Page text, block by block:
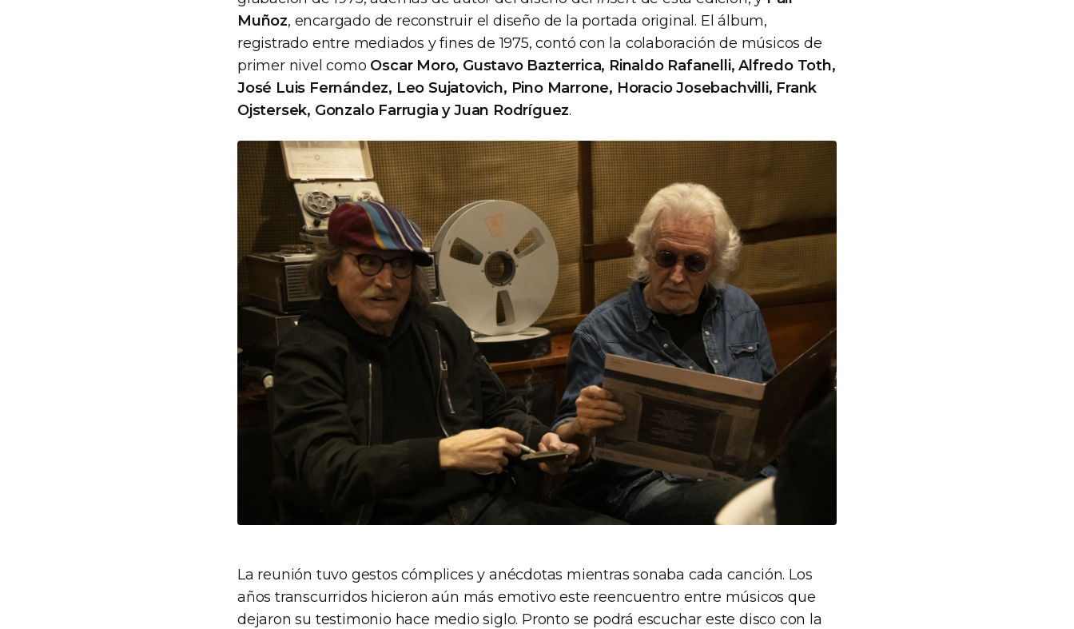
Muñoz, encargado de reconstruir el diseño de la portada original. El álbum,
registrado entre mediados y fines de 1975, contó con la colaboración de músicos de
primer nivel como Oscar Moro, Gustavo Bazterrica, Rinaldo Rafanelli, Alfredo Toth,
José Luis Fernández, Leo Sujatovich, Pino Marrone, Horacio Josebachvilli, Frank
Ojstersek, Gonzalo Farrugia y Juan Rodríguez.
La reunión tuvo gestos cómplices y anécdotas mientras sonaba cada canción. Los
años transcurridos hicieron aún más emotivo este reencuentro entre músicos que
dejaron su testimonio hace medio siglo. Pronto se podrá escuchar este disco con la